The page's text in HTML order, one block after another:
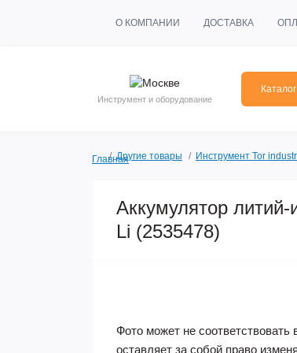
О КОМПАНИИ ДОСТАВКА
Инструмент и оборудование
ГлавнаяДругие товары Инструмент Tor
Аккумулятор
Li (2535478)
Фото может не
оставляет за собой право